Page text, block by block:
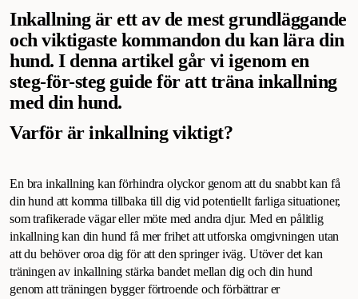
Inkallning är ett av de mest grundläggande
och viktigaste kommandon du kan lära din
hund. I denna artikel går vi igenom en
steg-för-steg guide för att träna inkallning
med din hund.
Varför är inkallning viktigt?
En bra inkallning kan förhindra olyckor genom att du snabbt kan få
din hund att komma tillbaka till dig vid potentiellt farliga situationer,
som trafikerade vägar eller möte med andra djur. Med en pålitlig
inkallning kan din hund få mer frihet att utforska omgivningen utan
att du behöver oroa dig för att den springer iväg. Utöver det kan
träningen av inkallning stärka bandet mellan dig och din hund
genom att träningen bygger förtroende och förbättrar er